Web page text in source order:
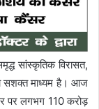
सांस्कृतिक विरासत,
सशक्त माध्यम है। आज
पर लगभग 110 करोड़